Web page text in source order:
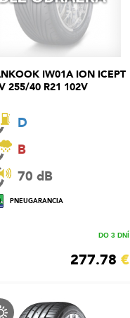
IW01A ION ICEPT
255/40 R21 102V
D
B
70 dB
PNEUGARANCIA
DO 3 DNÍ
277.78 €